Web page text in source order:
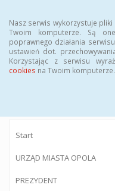
Nasz serwis wykorzystuje
Twoim komputerze. Są
poprawnego działania
ustawień dot.
Korzystając z serwisu
cookies na Twoim komputerze.
BIULETYN
Start
URZĄD MIASTA OPOLA
PREZYDENT